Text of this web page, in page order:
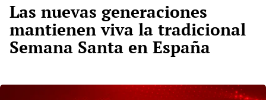
Las nuevas generaciones
mantienen viva la tradicional
Semana Santa en España